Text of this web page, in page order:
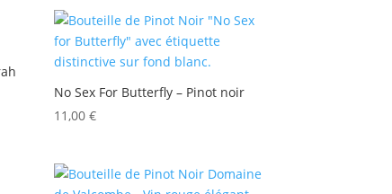
No Sex For Butterfly – Pinot noir
11,00€